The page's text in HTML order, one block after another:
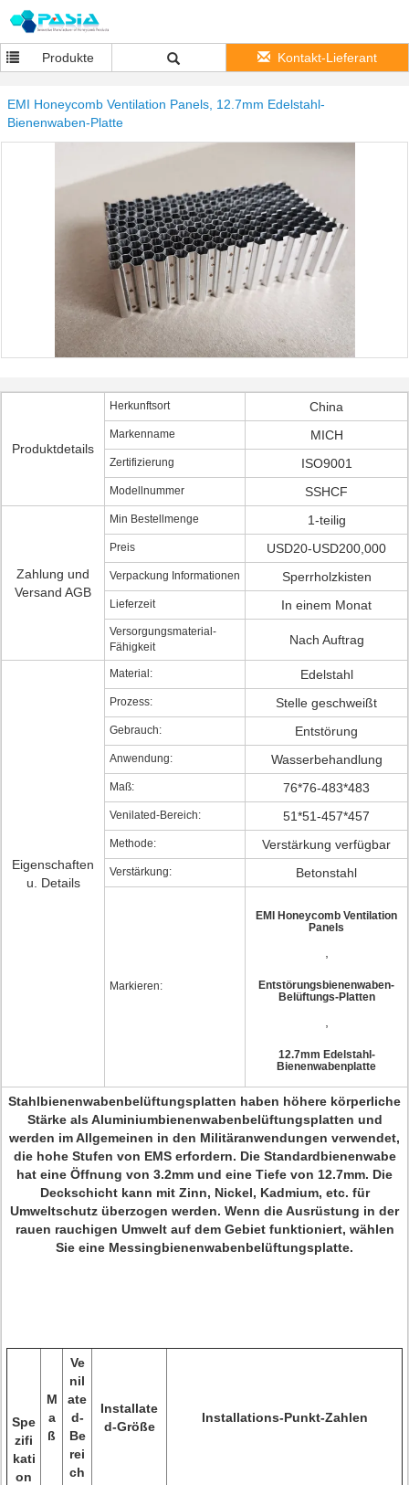
Produkte Kontakt-Lieferant
EMI Honeycomb Ventilation Panels, 12.7mm Edelstahl-
Bienenwaben-Platte
Produktdetails
Herkunftsort China
Markenname MICH
Zertifizierung ISO9001
Modellnummer SSHCF
Zahlung und
Versand AGB
Min Bestellmenge 1-teilig
Preis USD20-USD200,000
Verpackung Informationen Sperrholzkisten
Lieferzeit In einem Monat
Versorgungsmaterial-
Fähigkeit
Nach Auftrag
Eigenschaften
u. Details
Material: Edelstahl
Prozess: Stelle geschweißt
Gebrauch: Entstörung
Anwendung: Wasserbehandlung
Maß: 76*76-483*483
Venilated-Bereich: 51*51-457*457
Methode: Verstärkung verfügbar
Verstärkung: Betonstahl
Markieren:
EMI Honeycomb Ventilation
Panels
Entstörungsbienenwaben-
Belüftungs-Platten
12.7mm Edelstahl-
Bienenwabenplatte
Stahlbienenwabenbelüftungsplatten haben höhere körperliche
Stärke als Aluminiumbienenwabenbelüftungsplatten und
werden im Allgemeinen in den Militäranwendungen verwendet,
die hohe Stufen von EMS erfordern. Die Standardbienenwabe
hat eine Öffnung von 3.2mm und eine Tiefe von 12.7mm. Die
Deckschicht kann mit Zinn, Nickel, Kadmium, etc. für
Umweltschutz überzogen werden. Wenn die Ausrüstung in der
rauen rauchigen Umwelt auf dem Gebiet funktioniert, wählen
Sie eine Messingbienenwabenbelüftungsplatte.
Spe
zifi
kati
on
M
a
ß
Ve
nil
ate
d-
Be
rei
ch
Installate
d-Größe
Installations-Punkt-Zahlen